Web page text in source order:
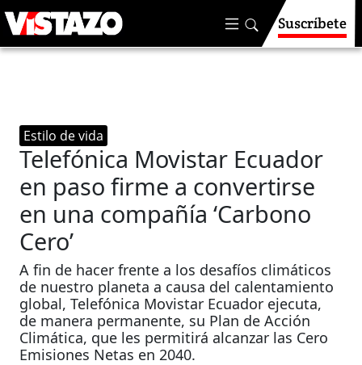
Suscríbete
Estilo de vida
Telefónica Movistar Ecuador
en paso firme a convertirse
en una compañía ‘Carbono
Cero’
A fin de hacer frente a los desafíos climáticos
de nuestro planeta a causa del calentamiento
global, Telefónica Movistar Ecuador ejecuta,
de manera permanente, su Plan de Acción
Climática, que les permitirá alcanzar las Cero
Emisiones Netas en 2040.